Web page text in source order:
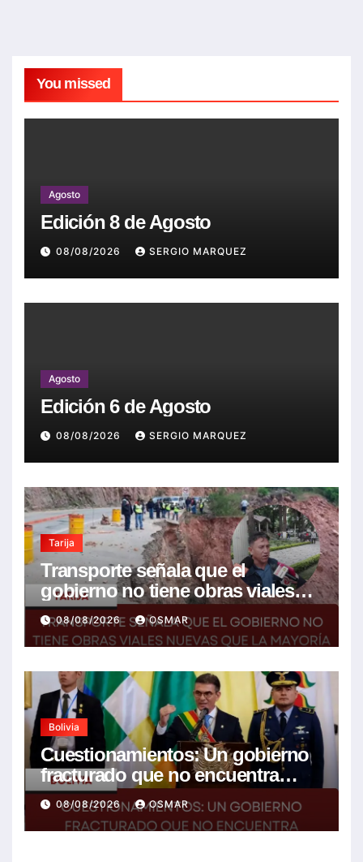
You missed
Agosto
Edición 8 de Agosto
08/08/2026 SERGIO MARQUEZ
Agosto
Edición 6 de Agosto
08/08/2026 SERGIO MARQUEZ
Tarija
Transporte señala que el
gobierno no tiene obras viales
nuevas que la mayoría son de la
anterior gestión
08/08/2026 OSMAR
Bolivia
Cuestionamientos: Un gobierno
fracturado que no encuentra
soluciones a la crisis
08/08/2026 OSMAR